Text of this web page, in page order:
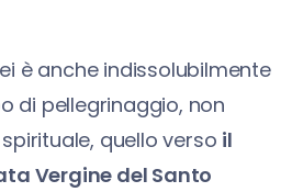
è anche indissolubilmente
di pellegrinaggio, non
quello verso il
Vergine del Santo